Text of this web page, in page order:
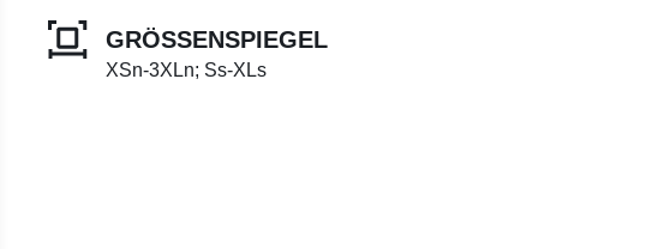
GRÖSSENSPIEGEL
XSn-3XLn; Ss-XLs